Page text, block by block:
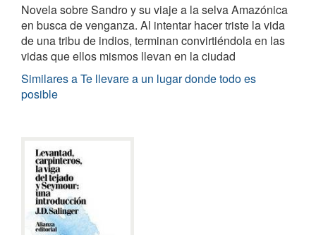
Novela sobre Sandro y su viaje a la selva Amazónica
en busca de venganza. Al intentar hacer triste la vida
de una tribu de indios, terminan convirtiéndola en las
vidas que ellos mismos llevan en la ciudad
Similares a Te llevare a un lugar donde todo es
posible